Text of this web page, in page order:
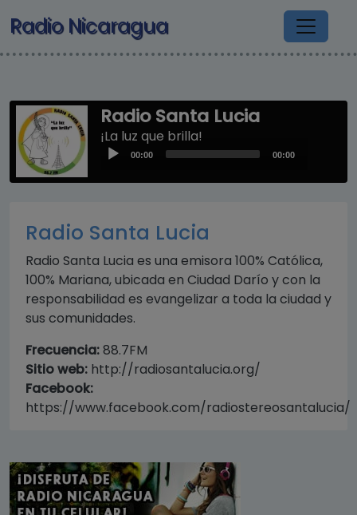
Pasar al contenido principal
Radio Nicaragua
Radio Santa Lucia
¡La luz que brilla!
Audio00:00 00:00
Radio Santa Lucia
Radio Santa Lucia es una emisora 100% Católica,
100% Mariana, ubicada en Ciudad Darío y con la
responsabilidad es evangelizar a toda la ciudad y
sus comunidades.
Frecuencia:88.7FM
Sitio web: http://radiosantalucia.org/
Facebook:
https://www.facebook.com/radiostereosantalucia/